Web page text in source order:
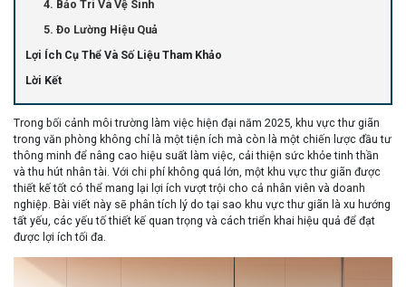
4. Bảo Trì Và Vệ Sinh
5. Đo Lường Hiệu Quả
Lợi Ích Cụ Thể Và Số Liệu Tham Khảo
Lời Kết
Trong bối cảnh môi trường làm việc hiện đại năm 2025, khu vực thư giãn
trong văn phòng không chỉ là một tiện ích mà còn là một chiến lược đầu tư
thông minh để nâng cao hiệu suất làm việc, cải thiện sức khỏe tinh thần
và thu hút nhân tài. Với chi phí không quá lớn, một khu vực thư giãn được
thiết kế tốt có thể mang lại lợi ích vượt trội cho cả nhân viên và doanh
nghiệp. Bài viết này sẽ phân tích lý do tại sao khu vực thư giãn là xu hướng
tất yếu, các yếu tố thiết kế quan trọng và cách triển khai hiệu quả để đạt
được lợi ích tối đa.